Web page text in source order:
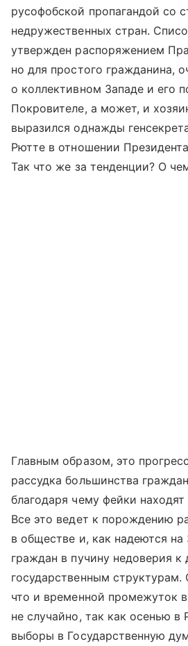
русофобской пропагандой со
недружественных стран.
утвержден распоряжением
но для простого гражданина,
о коллективном Западе и его
Покровителе, а может, и
выразился однажды
Рютте в отношении
Так что же за тенденции? О
Главным образом, это
рассудка большинства
благодаря чему фейки находят
Все это ведет к порождению
в обществе и, как надеются на
граждан в пучину недоверия
государственным структурам.
что и временной промежуток
не случайно, так как осенью в
выборы в Государственную